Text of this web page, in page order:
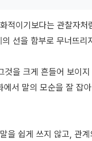
적이기보다는 관찰자처
선을 함부로 무너뜨리
을 크게 흔들어 보이
서 말의 모순을 잘 잡
을 쉽게 쓰지 않고, 관